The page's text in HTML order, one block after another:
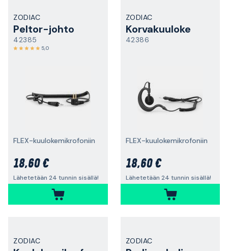
ZODIAC
Peltor-johto
42385
5,0
FLEX-kuulokemikrofoniin
18,60 €
Lähetetään 24 tunnin sisällä!
ZODIAC
Korvakuuloke
42386
FLEX-kuulokemikrofoniin
18,60 €
Lähetetään 24 tunnin sisällä!
ZODIAC ZODIAC